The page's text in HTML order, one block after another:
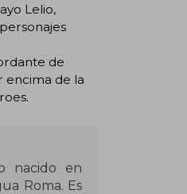
Lelio,
de
encima de la
nacido en
Roma. Es